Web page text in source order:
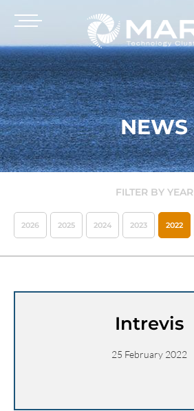
NEWS
FILTER BY YEAR
2026 2025 2024 2023 2022
Intrevis
25 February 2022